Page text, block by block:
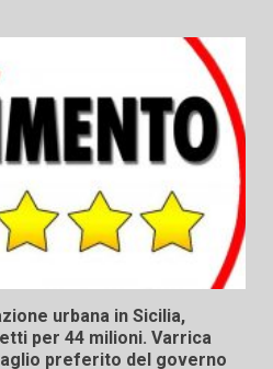
urbana in Sicilia,
per 44 milioni. Varrica
preferito del governo